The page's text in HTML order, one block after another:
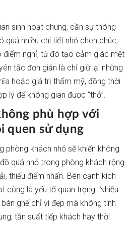
sinh hoạt chung, cần sự thông
quá nhiều chi tiết nhỏ chen chúc,
điểm nghỉ, từ đó tạo cảm giác mệt
tắc đơn giản là chỉ giữ lại những
hoặc giá trị thẩm mỹ, đồng thời
lý để không gian được “thở”.
phù hợp với
quen sử dụng
phòng khách nhỏ sẽ khiến không
quá nhỏ trong phòng khách rộng
thiếu điểm nhấn. Bên cạnh kích
cũng là yếu tố quan trọng. Nhiều
ghế chỉ vì đẹp mà không tính
tần suất tiếp khách hay thời